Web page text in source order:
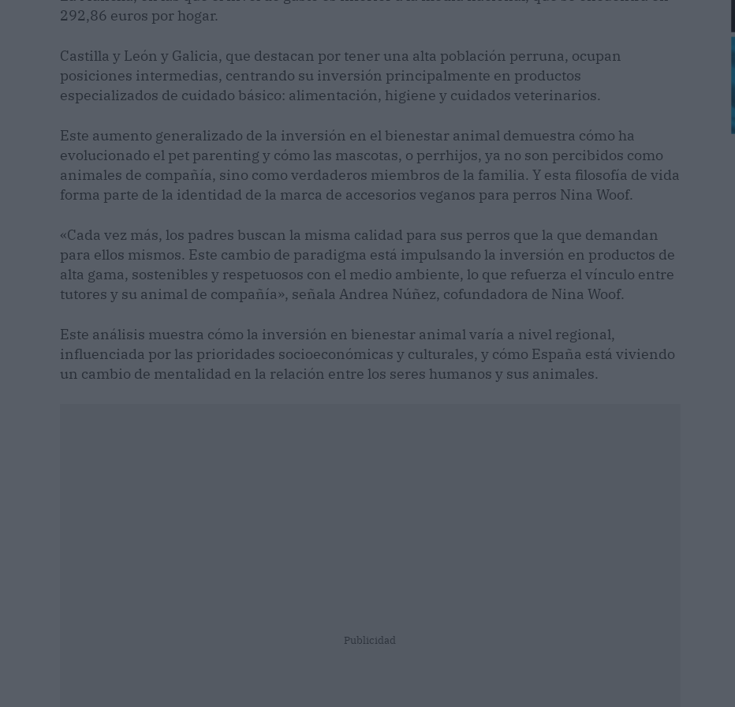
292,86 euros por hogar.
Castilla y León y Galicia, que destacan por tener una alta población perruna, ocupan
posiciones intermedias, centrando su inversión principalmente en productos
especializados de cuidado básico: alimentación, higiene y cuidados veterinarios.
Este aumento generalizado de la inversión en el bienestar animal demuestra cómo ha
evolucionado el pet parenting y cómo las mascotas, o perrhijos, ya no son percibidos como
animales de compañía, sino como verdaderos miembros de la familia. Y esta filosofía de vida
forma parte de la identidad de la marca de accesorios veganos para perros Nina Woof.
«Cada vez más, los padres buscan la misma calidad para sus perros que la que demandan
para ellos mismos. Este cambio de paradigma está impulsando la inversión en productos de
alta gama, sostenibles y respetuosos con el medio ambiente, lo que refuerza el vínculo entre
tutores y su animal de compañía», señala Andrea Núñez, cofundadora de Nina Woof.
Este análisis muestra cómo la inversión en bienestar animal varía a nivel regional,
influenciada por las prioridades socioeconómicas y culturales, y cómo España está viviendo
un cambio de mentalidad en la relación entre los seres humanos y sus animales.
Publicidad